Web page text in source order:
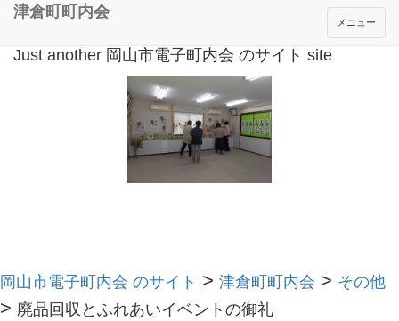
Just another 岡山市電子町内会 のサイト site
メニュー
津倉町町内会
岡山市電子町内会 のサイト > 津倉町町内会 > その他
> 廃品回収とふれあいイベントの御礼